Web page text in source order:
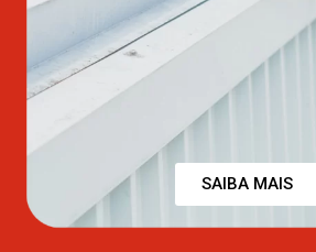
SAIBA MAIS